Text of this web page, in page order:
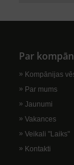
Par
Kompānijas
Par mums
Jaunumi
Vakances
Veikali "Laiks"
Kontakti